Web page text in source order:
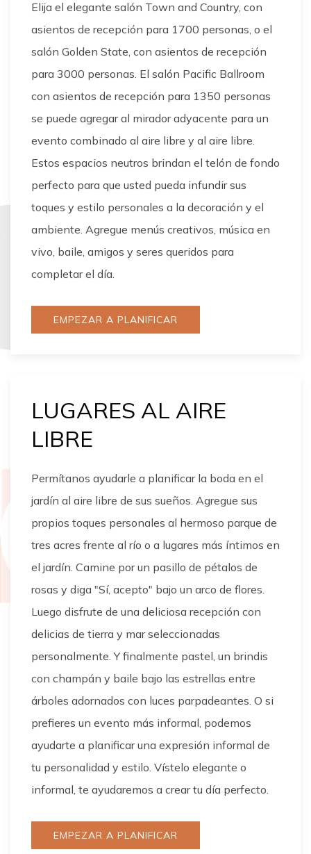
Elija el elegante salón Town and Country, con
asientos de recepción para 1700 personas, o el
salón Golden State, con asientos de recepción
para 3000 personas. El salón Pacific Ballroom
con asientos de recepción para 1350 personas
se puede agregar al mirador adyacente para un
evento combinado al aire libre y al aire libre.
Estos espacios neutros brindan el telón de fondo
perfecto para que usted pueda infundir sus
toques y estilo personales a la decoración y el
ambiente. Agregue menús creativos, música en
vivo, baile, amigos y seres queridos para
completar el día.
EMPEZAR A PLANIFICAR
LUGARES AL AIRE
LIBRE
Permítanos ayudarle a planificar la boda en el
jardín al aire libre de sus sueños. Agregue sus
propios toques personales al hermoso parque de
tres acres frente al río o a lugares más íntimos en
el jardín. Camine por un pasillo de pétalos de
rosas y diga "Sí, acepto" bajo un arco de flores.
Luego disfrute de una deliciosa recepción con
delicias de tierra y mar seleccionadas
personalmente. Y finalmente pastel, un brindis
con champán y baile bajo las estrellas entre
árboles adornados con luces parpadeantes. O si
prefieres un evento más informal, podemos
ayudarte a planificar una expresión informal de
tu personalidad y estilo. Vístelo elegante o
informal, te ayudaremos a crear tu día perfecto.
EMPEZAR A PLANIFICAR